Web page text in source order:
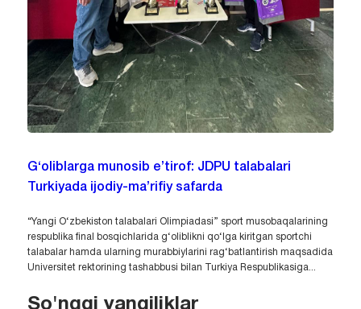
G‘oliblarga munosib e’tirof: JDPU talabalari
Turkiyada ijodiy-ma’rifiy safarda
“Yangi O‘zbekiston talabalari Olimpiadasi” sport musobaqalarining
respublika final bosqichlarida g‘oliblikni qo‘lga kiritgan sportchi
talabalar hamda ularning murabbiylarini rag‘batlantirish maqsadida
Universitet rektorining tashabbusi bilan Turkiya Respublikasiga...
So'nggi yangiliklar